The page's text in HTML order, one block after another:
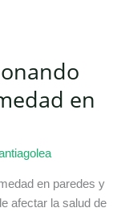
en
en paredes y
afectar la salud de